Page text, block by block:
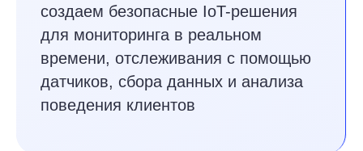
С 2013 года мы накопили огромный
опыт в создании решений в области
искусственного интеллекта, IoT, BI,